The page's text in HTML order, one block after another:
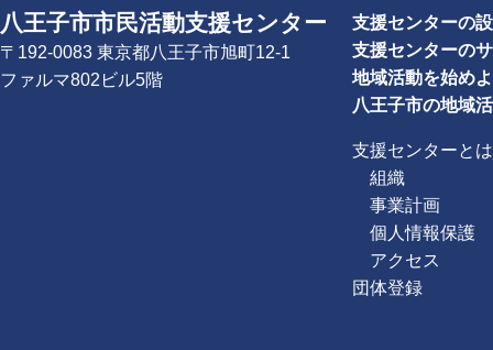
八王子市市民活動支援センター
〒192-0083 東京都八王子市旭町12-1
ファルマ802ビル5階
支援センターの
支援センターの
地域活動を始め
八王子市の地域
支援センターとは
組織
事業計画
個人情報保護
アクセス
団体登録